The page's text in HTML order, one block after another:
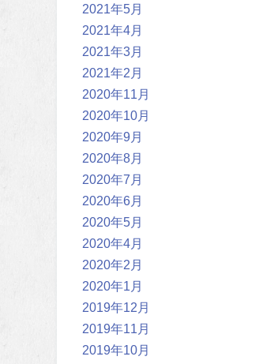
2021年5月
2021年4月
2021年3月
2021年2月
2020年11月
2020年10月
2020年9月
2020年8月
2020年7月
2020年6月
2020年5月
2020年4月
2020年2月
2020年1月
2019年12月
2019年11月
2019年10月